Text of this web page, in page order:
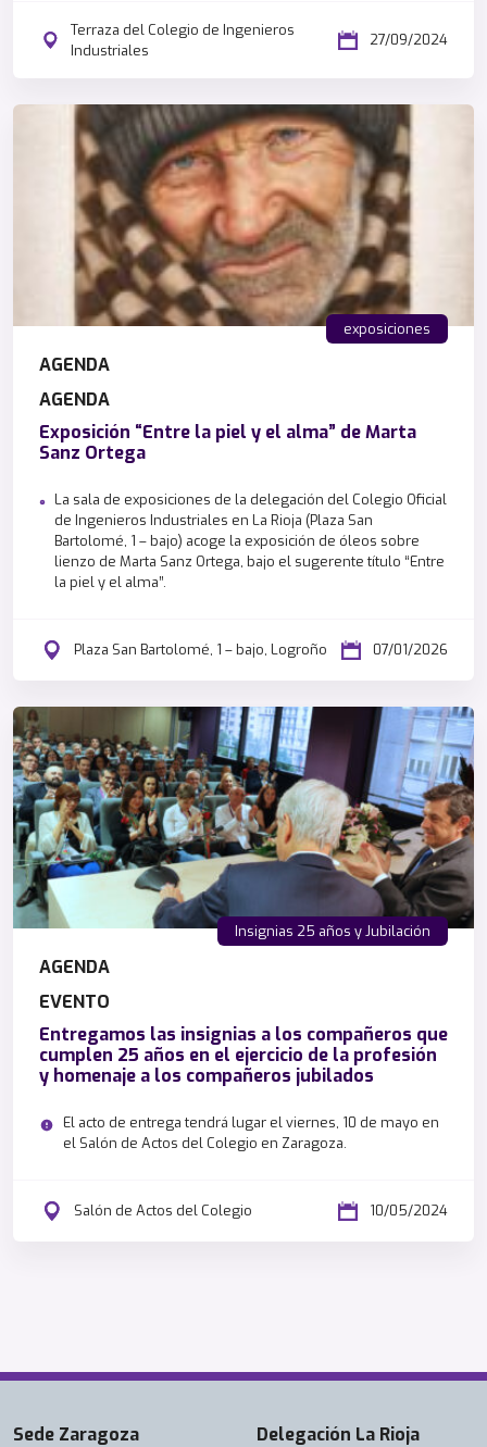
Terraza del Colegio de Ingenieros
Industriales
27/09/2024
exposiciones
AGENDA
AGENDA
Exposición “Entre la piel y el alma” de Marta
Sanz Ortega
La sala de exposiciones de la delegación del Colegio Oficial
de Ingenieros Industriales en La Rioja (Plaza San
Bartolomé, 1 – bajo) acoge la exposición de óleos sobre
lienzo de Marta Sanz Ortega, bajo el sugerente título “Entre
la piel y el alma”.
Plaza San Bartolomé, 1 – bajo, Logroño 07/01/2026
Insignias 25 años y Jubilación
AGENDA
EVENTO
Entregamos las insignias a los compañeros que
cumplen 25 años en el ejercicio de la profesión
y homenaje a los compañeros jubilados
El acto de entrega tendrá lugar el viernes, 10 de mayo en
el Salón de Actos del Colegio en Zaragoza.
Salón de Actos del Colegio 10/05/2024
Sede Zaragoza
Delegación La Rioja